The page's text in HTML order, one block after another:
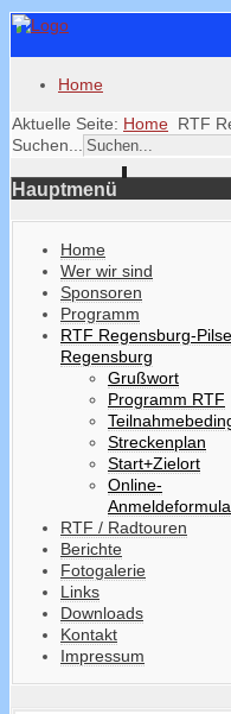
Home
Aktuelle Seite: Home RTF
Suchen...
Hauptmenü
Home
Wer wir sind
Sponsoren
Programm
RTF Regensburg-
Regensburg
Grußwort
Programm RTF
Streckenplan
Start+Zielort
Online-
RTF / Radtouren
Berichte
Fotogalerie
Links
Downloads
Kontakt
Impressum